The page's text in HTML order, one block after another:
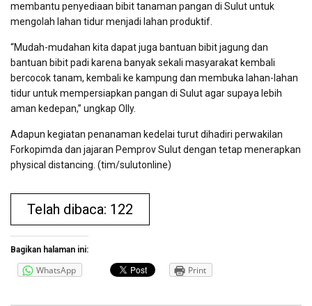
membantu penyediaan bibit tanaman pangan di Sulut untuk
mengolah lahan tidur menjadi lahan produktif.
“Mudah-mudahan kita dapat juga bantuan bibit jagung dan
bantuan bibit padi karena banyak sekali masyarakat kembali
bercocok tanam, kembali ke kampung dan membuka lahan-lahan
tidur untuk mempersiapkan pangan di Sulut agar supaya lebih
aman kedepan,” ungkap Olly.
Adapun kegiatan penanaman kedelai turut dihadiri perwakilan
Forkopimda dan jajaran Pemprov Sulut dengan tetap menerapkan
physical distancing. (tim/sulutonline)
Telah dibaca: 122
Bagikan halaman ini:
WhatsApp Print